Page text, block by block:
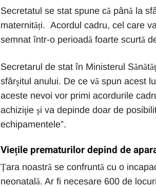
Secretatul se stat spune că până la
maternități. Acordul cadru, cel care
semnat într-o perioadă foarte scurtă
Secretarul de stat în Ministerul
sfârşitul anului. De ce vă spun acest
aceste nevoi vor primi acordurile
achiziţie şi va depinde doar de
echipamentele”.
Viețile prematurilor depind de
Țara noastră se confruntă cu o
neonatală. Ar fi necesare 600 de